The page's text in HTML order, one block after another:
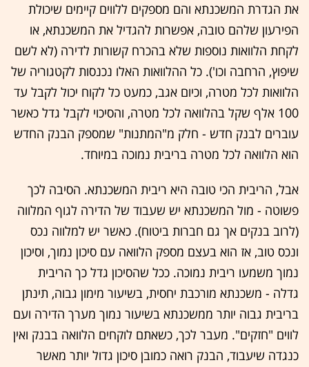
את הגדרת המשכנתא והם מספקים ללווים קיימים שיכולת
הפירעון שלהם טובה, אפשרות להגדיל את המשכנתא, או
לקחת הלוואות נוספות שלא בהכרח קשורות לדירה (לא לשם
שיפוץ, הרחבה וכו'). כל ההלוואות האלו נכנסות לקטגוריה של
הלוואות לכל מטרה, וכיום אגב, כמעט כל לקוח יכול לקבל עד
100 אלף שקל בהלוואה לכל מטרה, והסיכוי לקבל גדל כאשר
עוברים לבנק חדש - חלק מ"המתנות" שמספק הבנק החדש
הוא הלוואה לכל מטרה בריבית נמוכה במיוחד.
אבל, הריבית הכי טובה היא ריבית המשכנתא. הסיבה לכך
פשוטה - מול המשכנתא יש שעבוד של הדירה לגוף המלווה
(לרוב בנקים אך גם חברות ביטוח). כאשר יש למלווה נכס
ונכס טוב, אז הוא בעצם מספק הלוואה עם סיכון נמוך, וסיכון
נמוך משמעו ריבית נמוכה. ככל שהסיכון גדל כך הריבית
גדלה - משכנתא מורכבת יחסית, בשיעור מימון גבוה, תינתן
בריבית גבוה יותר ממשכנתא בשיעור נמוך מערך הדירה ועם
לווים "חזקים". מעבר לכך, כשאתם לוקחים הלוואה בבנק ואין
כנגדה שיעבוד, הבנק רואה כמובן סיכון גדול יותר מאשר